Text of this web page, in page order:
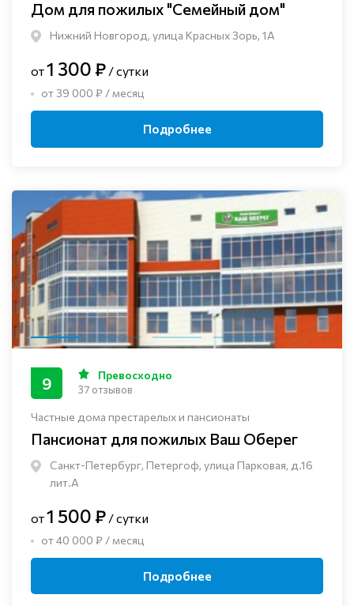
Дом для пожилых "Семейный дом"
Нижний Новгород, улица Красных Зорь, 1А
от1 300 ₽ / сутки
от 39 000 ₽ / месяц
Подробнее
Частные дома престарелых и пансионаты
Пансионат для пожилых Ваш Оберег
Санкт-Петербург, Петергоф, улица Парковая, д.16
лит.А
9 Превосходно
37 отзывов
от1 500 ₽ / сутки
от 40 000 ₽ / месяц
Подробнее